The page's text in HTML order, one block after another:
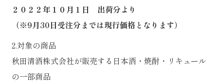
２０２２年１０月１日 出荷分より
（※9月30日受注分までは現行価格となります）
2.対象の商品
秋田清酒株式会社が販売する日本酒・焼酎・リキュール
の一部商品